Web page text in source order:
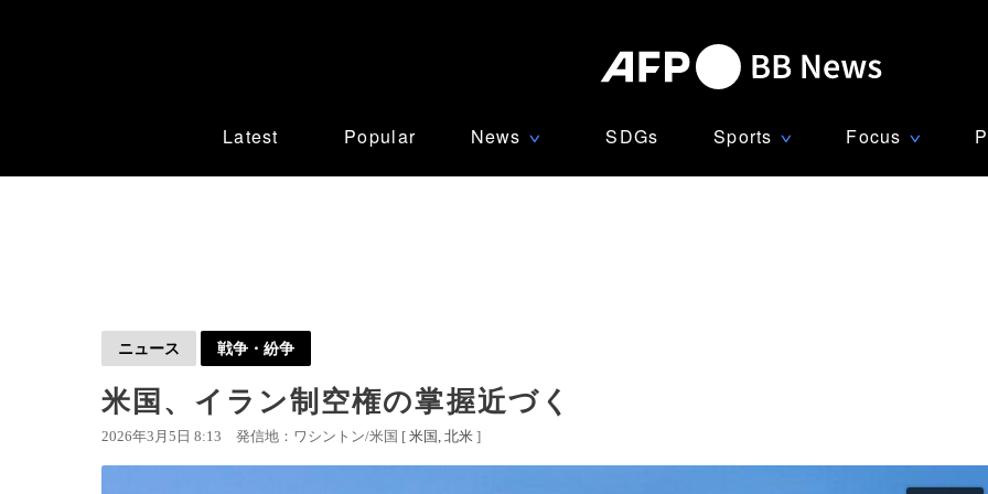
Latest Popular News ∨ SDGs Sports ∨ Focus ∨
ニュース 戦争・紛争
米国、イラン制空権の掌握近づく
2026年3月5日 8:13 発信地：ワシントン/米国 [ 米国 北米 ]